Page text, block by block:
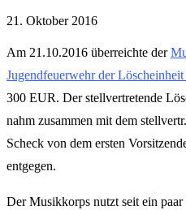
21. Oktober 2016
Am 21.10.2016 überreichte der
Jugendfeuerwehr der
300 EUR. Der stellvertretende
nahm zusammen mit dem
Scheck von dem ersten
entgegen.
Der Musikkorps nutzt seit ein